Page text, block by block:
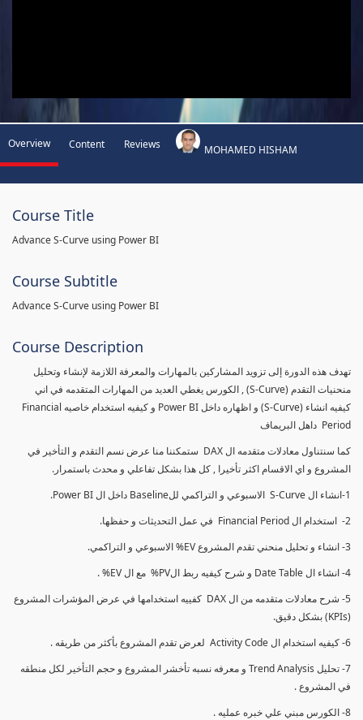
Overview Content Reviews MOHAMED HISHAM
Course Title
Advance S-Curve using Power BI
Course Subtitle
Advance S-Curve using Power BI
Course Description
تهدف هذه الدورة إلى تزويد المشاركين بالمهارات والمعرفة اللازمة لإنشاء وتحليل
منحنيات التقدم (S-Curve) , الكورس يغطي العديد من المهارات المتقدمه في اني
كيفيه انشاء (S-Curve) و اظهاره داخل Power BI و كيفيه استخدام خاصيه Financial
Period داهل البريماف
كما سنتناول معادلات متقدمه ال DAX ستمكننا منا عرض نسم التقدم و التأخير في
المشروع و اي الاقسام اكثر تأخيرا , كل هذا بشكل تفاعلي و محدث باستمرار.
1-انشاء ال S-Curve الاسبوعي و التراكمي للBaseline داخل ال Power BI.
2- استخدام ال Financial Period في عمل التحديثات و حفظها.
3- انشاء و تحليل منحني تقدم المشروع EV% الاسبوعي و التراكمي.
4- انشاء ال Date Table و شرح كيفيه ربط الPV% مع ال EV% .
5- شرح معادلات متقدمه من ال DAX كفييه استخدامها في عرض المؤشرات المشروع
(KPIs) بشكل دقيق.
6- كيفيه استخدام ال Activity Code لعرض تقدم المشروع بأكثر من طريقه .
7- تحليل Trend Analysis و معرفه نسبه تأخشر المشروع و حجم التأخير لكل منطقه
في المشروع .
8- الكورس مبني علي خبره عمليه .